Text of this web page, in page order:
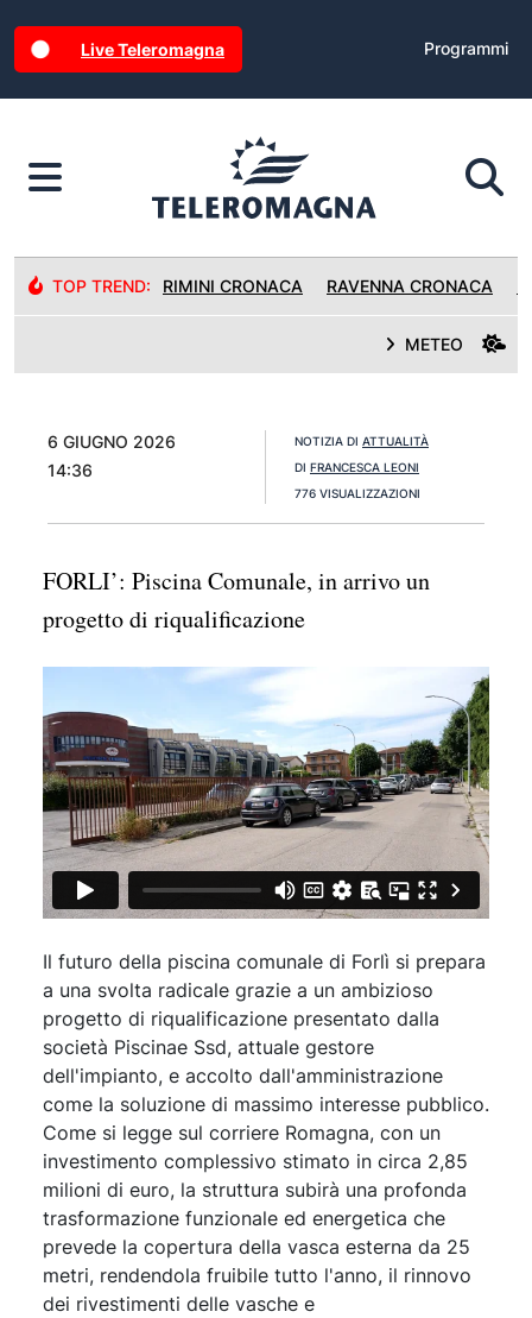
Live Teleromagna Programmi
TOP TREND: RIMINI CRONACA RAVENNA CRONACA
METEO
6 GIUGNO 2026
14:36
NOTIZIA DI ATTUALITÀ
DI FRANCESCA LEONI
776 VISUALIZZAZIONI
FORLI’: Piscina Comunale, in arrivo un
progetto di riqualificazione
Il futuro della piscina comunale di Forlì si prepara
a una svolta radicale grazie a un ambizioso
progetto di riqualificazione presentato dalla
società Piscinae Ssd, attuale gestore
dell'impianto, e accolto dall'amministrazione
come la soluzione di massimo interesse pubblico.
Come si legge sul corriere Romagna, con un
investimento complessivo stimato in circa 2,85
milioni di euro, la struttura subirà una profonda
trasformazione funzionale ed energetica che
prevede la copertura della vasca esterna da 25
metri, rendendola fruibile tutto l'anno, il rinnovo
dei rivestimenti delle vasche e